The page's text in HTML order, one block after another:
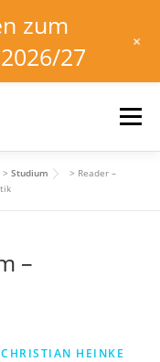
Menu
> Studium > Reader –
–
CHRISTIAN HEINKE
zum
27
+